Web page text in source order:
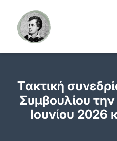
Tακτική
Συμβουλίου
Ιουνίου 2026